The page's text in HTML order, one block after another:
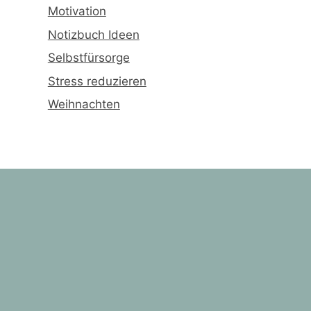
Motivation
Notizbuch Ideen
Selbstfürsorge
Stress reduzieren
Weihnachten